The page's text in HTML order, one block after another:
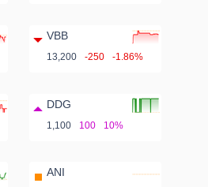
VBB
13,200 -250 -1.86%
DDG
1,100 100 10%
ANI